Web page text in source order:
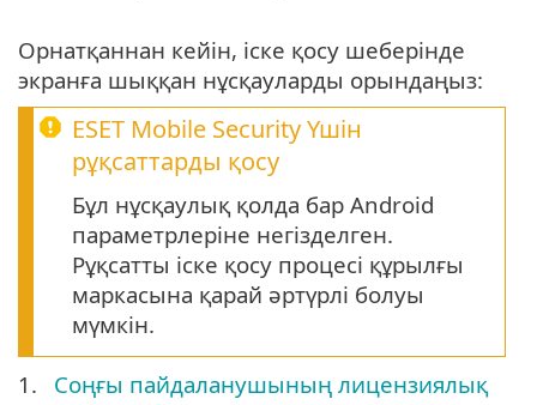
Орнатқаннан кейін, іске қосу шеберінде
экранға шыққан нұсқауларды орындаңыз:
ESET Mobile Security Үшін
рұқсаттарды қосу
Бұл нұсқаулық қолда бар Android
параметрлеріне негізделген.
Рұқсатты іске қосу процесі құрылғы
маркасына қарай әртүрлі болуы
мүмкін.
1.
Соңғы пайдаланушының лицензиялық